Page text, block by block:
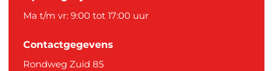
Ma t/m vr: 9:00 tot 17:00 uur
Contactgegevens
Rondweg Zuid 85